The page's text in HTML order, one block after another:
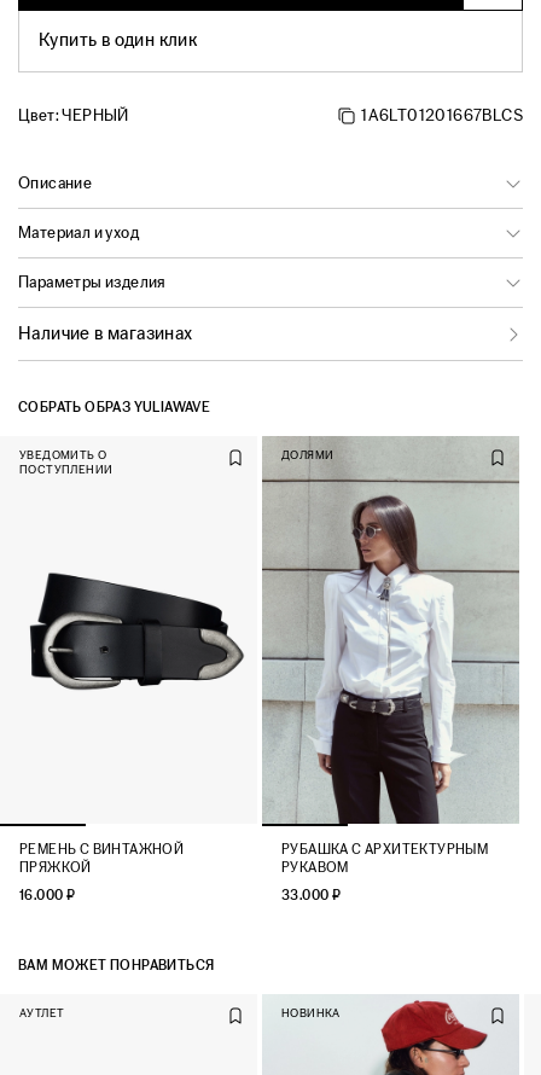
Купить в один клик
Цвет:ЧЕРНЫЙ 1A6LT01201667BLCS
Описание
Материал и уход
Параметры изделия
Наличие в магазинах
СОБРАТЬ ОБРАЗ YULIAWAVE
УВЕДОМИТЬ О
ПОСТУПЛЕНИИ
РЕМЕНЬ С ВИНТАЖНОЙ
ПРЯЖКОЙ
16.000 ₽
ДОЛЯМИ
РУБАШКА С АРХИТЕКТУРНЫМ
РУКАВОМ
33.000 ₽
ВАМ МОЖЕТ ПОНРАВИТЬСЯ
АУТЛЕТ НОВИНКА